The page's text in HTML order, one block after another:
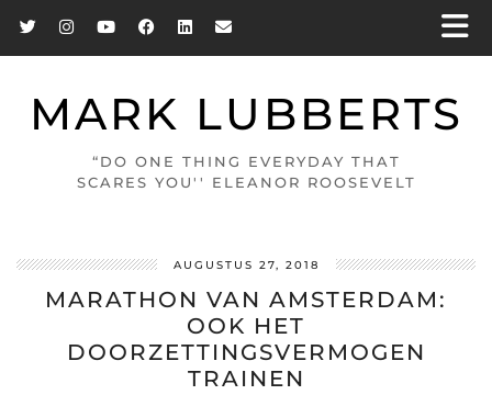
MARK LUBBERTS
“DO ONE THING EVERYDAY THAT
SCARES YOU'' ELEANOR ROOSEVELT
AUGUSTUS 27, 2018
MARATHON VAN AMSTERDAM:
OOK HET
DOORZETTINGSVERMOGEN
TRAINEN